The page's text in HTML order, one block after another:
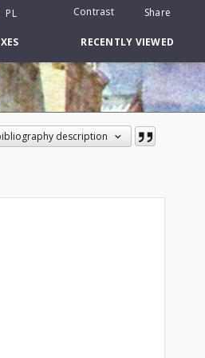
PL Contrast Share
RECENTLY VIEWED
description